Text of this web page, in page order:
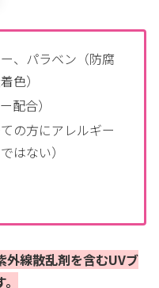
、パラベン（防腐
色）
配合）
の方にアレルギー
はない）
外線散乱剤を含むUVブ